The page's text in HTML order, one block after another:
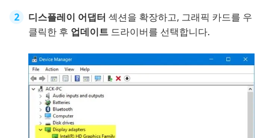
디스플레이 어댑터 섹션을 확장하고, 그래픽 카드를 우
클릭한 후 업데이트 드라이버를 선택합니다.